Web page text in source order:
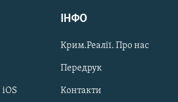
ІНФО
Крим.Реалії. Про нас
Передрук
Контакти